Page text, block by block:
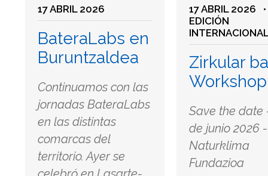
17 ABRIL 2026
BateraLabs en
Buruntzaldea
Continuamos con las
jornadas BateraLabs
en las distintas
comarcas del
territorio. Ayer se
17 ABRIL 2026
EDICIÓN
Zirkular
Workshop
Save the date
de junio 2026 -
Naturklima
Fundazioa